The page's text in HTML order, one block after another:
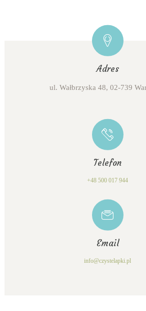
Adres
ul. Wałbrzyska 48, 02-739
Telefon
+48 500 017 944
Email
info@czystelapki.pl